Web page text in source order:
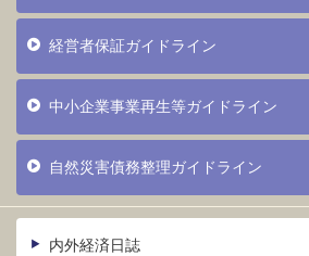
経営者保証ガイドライン
中小企業事業再生等ガイドライン
自然災害債務整理ガイドライン
内外経済日誌